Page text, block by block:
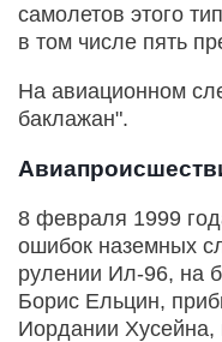
самолетов этого
в том числе пять
На авиационном
баклажан".
8 февраля 1999
ошибок наземных
рулении Ил-96, на
Борис Ельцин,
Иордании